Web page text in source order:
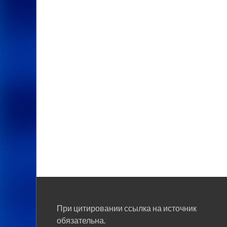
При цитировании ссылка на источник
обязательна.